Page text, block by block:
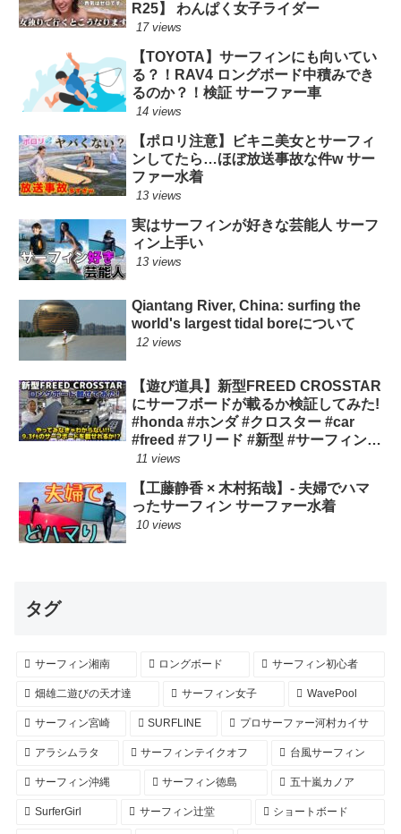
R25】 わんぱく女子ライダー
17 views
【TOYOTA】サーフィンにも向いてい
る？！RAV4 ロングボード中積みでき
るのか？！検証 サーファー車
14 views
【ポロリ注意】ビキニ美女とサーフィ
ンしてたら…ほぼ放送事故な件w サー
ファー水着
13 views
実はサーフィンが好きな芸能人 サーフ
ィン上手い
13 views
Qiantang River, China: surfing the
world's largest tidal boreについて
12 views
【遊び道具】新型FREED CROSSTAR
にサーフボードが載るか検証してみた!
#honda #ホンダ #クロスター #car
#freed #フリード #新型 #サーフィン
ロングボード
11 views
【工藤静香 × 木村拓哉】- 夫婦でハマ
ったサーフィン サーファー水着
10 views
タグ
サーフィン湘南 ロングボード サーフィン初心者
畑雄二遊びの天才達 サーフィン女子 WavePool
サーフィン宮崎 SURFLINE プロサーファー河村カイサ
アラシムラタ サーフィンテイクオフ 台風サーフィン
サーフィン沖縄 サーフィン徳島 五十嵐カノア
SurferGirl サーフィン辻堂 ショートボード